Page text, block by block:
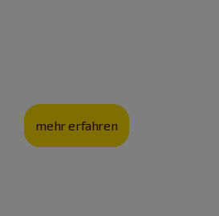
mehr erfahren